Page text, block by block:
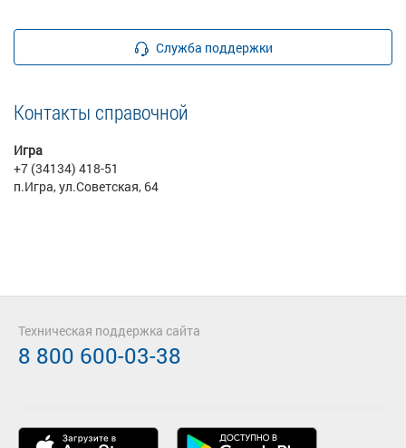
Служба поддержки
Контакты справочной
Игра
+7 (34134) 418-51
п.Игра, ул.Советская, 64
Техническая поддержка сайта
8 800 600-03-38